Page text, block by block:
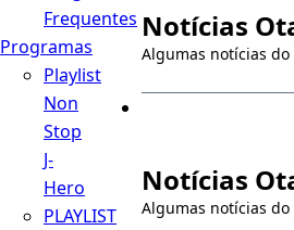
Frequentes
Programas
Playlist
Non
Stop
J-
Hero
PLAYLIST
Notícias
Algumas notícias
Notícias
Algumas notícias